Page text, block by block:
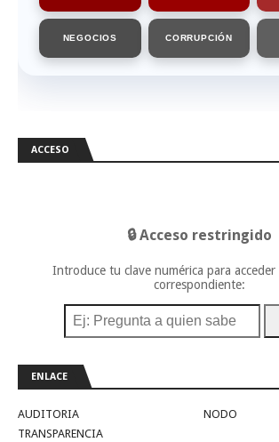
NEGOCIOS CORRUPCIÓN
ACCESO
🔒 Acceso restringido
Introduce tu clave numérica para
correspondiente:
ENLACE
AUDITORIA
NODO
TRANSPARENCIA